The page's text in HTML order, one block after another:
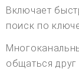
Включает
поиск по
общаться